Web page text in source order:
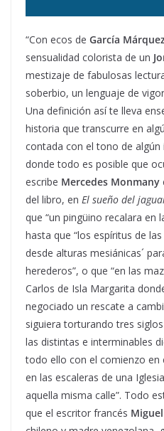
“Con ecos de García Márquez
sensualidad colorista de un
mestizaje de fabulosas
soberbio, un lenguaje de
Una definición así te lleva
historia que transcurre en
contada con el tono de
donde todo es posible que
escribe Mercedes Monmany
del libro, en El sueño del
que “un pingüino recalara en
hasta que “los espíritus de
desde alturas mesiánicas´
herederos”, o que “en las
Carlos de Isla Margarita
negociado un rescate a
siguiera torturando tres
las distintas e interminables
todo ello con el comienzo en
en las escaleras de una
aquella misma calle”. Todo
que el escritor francés